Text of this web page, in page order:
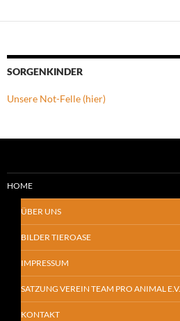
SORGENKINDER
Unsere Not-Felle (hier)
HOME
ÜBER UNS
BILDER TIEROASE
IMPRESSUM
SATZUNG VEREIN TEAM PRO ANIMAL E.V.
KONTAKT